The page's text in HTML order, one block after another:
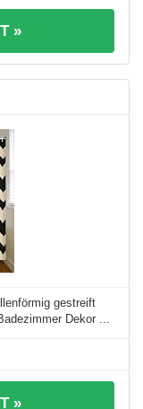
»
gestreift
Dekor ...
»